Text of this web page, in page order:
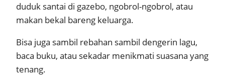
duduk santai di gazebo, ngobrol-ngobrol, atau
makan bekal bareng keluarga.
Bisa juga sambil rebahan sambil dengerin lagu,
baca buku, atau sekadar menikmati suasana yang
tenang.